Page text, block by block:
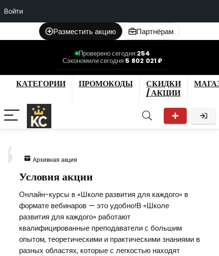
Войти
Разместить акцию Партнёрам
Проверено сегодня:254
Сэкономили сегодня:5 802 021 ₽
КАТЕГОРИИ ПРОМОКОДЫ
СКИДКИ
/ АКЦИИ
Архивная акция
Условия акции
Онлайн-курсы в «Школе развития для каждого» в
формате вебинаров — это удобно!В «Школе
развития для каждого» работают
квалифицированные преподаватели с большим
опытом, теоретическими и практическими знаниями в
разных областях, которые с легкостью находят